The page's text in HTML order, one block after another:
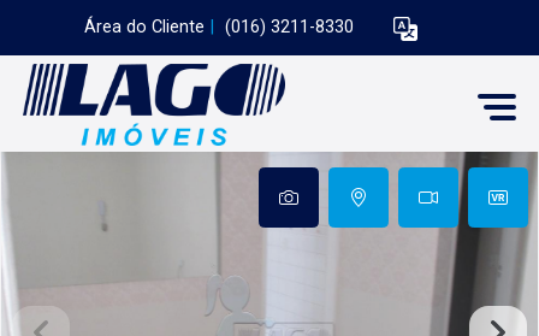
Área do Cliente (016) 3211-8330